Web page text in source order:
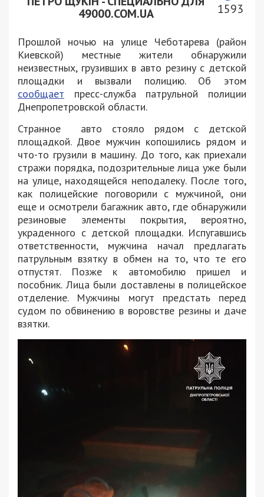
49000.COM.UA
1593
Прошлой ночью на улице Чеботарева (район
Киевской) местные жители обнаружили
неизвестных, грузивших в авто резину с детской
площадки и вызвали полицию. Об этом
сообщает пресс-служба патрульной полиции
Днепропетровской области.
Странное авто стояло рядом с детской
площадкой. Двое мужчин копошились рядом и
что-то грузили в машину. До того, как приехали
стражи порядка, подозрительные лица уже были
на улице, находящейся неподалеку. После того,
как полицейские поговорили с мужчиной, они
еще и осмотрели багажник авто, где обнаружили
резиновые элементы покрытия, вероятно,
украденного с детской площадки. Испугавшись
ответственности, мужчина начал предлагать
патрульным взятку в обмен на то, что те его
отпустят. Позже к автомобилю пришел и
пособник. Лица были доставлены в полицейское
отделение. Мужчины могут предстать перед
судом по обвинению в воровстве резины и даче
взятки.